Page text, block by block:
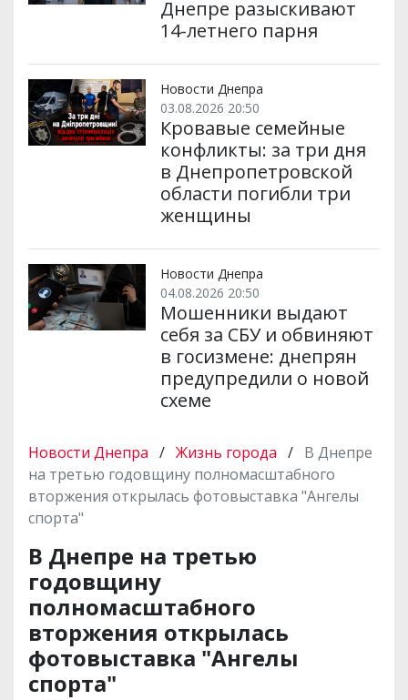
Днепре разыскивают
14-летнего парня
Новости Днепра
03.08.2026 20:50
Кровавые семейные
конфликты: за три дня
в Днепропетровской
области погибли три
женщины
Новости Днепра
04.08.2026 20:50
Мошенники выдают
себя за СБУ и обвиняют
в госизмене: днепрян
предупредили о новой
схеме
Новости Днепра / Жизнь города / В Днепре
на третью годовщину полномасштабного
вторжения открылась фотовыставка "Ангелы
спорта"
В Днепре на третью
годовщину
полномасштабного
вторжения открылась
фотовыставка "Ангелы
спорта"